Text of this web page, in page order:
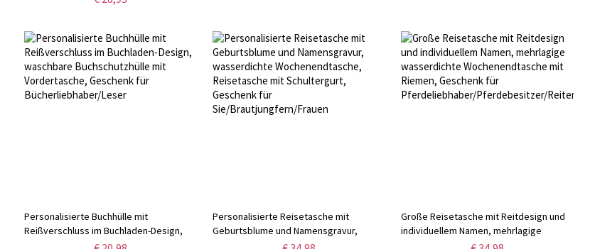
Personalisierte Buchhülle mit
Reißverschluss im Buchladen-Design,
waschbare Buchschutzhülle mit
Personalisierte Reisetasche mit
Geburtsblume und Namensgravur,
wasserdichte Wochenendtasche,
Große Reisetasche mit Reitdesign und
individuellem Namen, mehrlagige
wasserdichte Wochenendtasche mit